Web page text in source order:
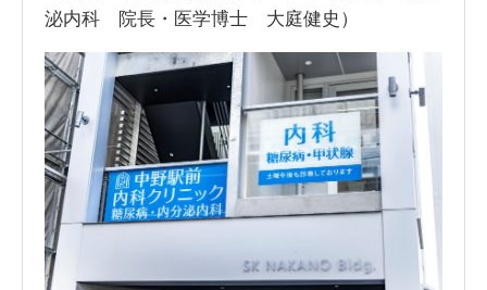
泌内科 院長・医学博士 大庭健史）